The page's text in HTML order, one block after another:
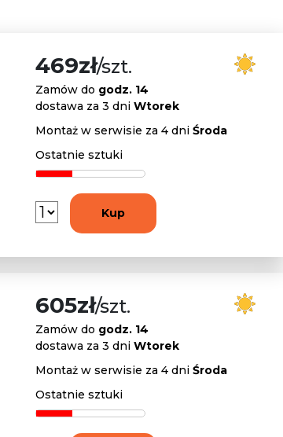
469zł/szt.
Zamów do godz. 14
dostawa za 3 dni Wtorek
Montaż w serwisie za 4 dni Środa
Ostatnie sztuki
Kup
605zł/szt.
Zamów do godz. 14
dostawa za 3 dni Wtorek
Montaż w serwisie za 4 dni Środa
Ostatnie sztuki